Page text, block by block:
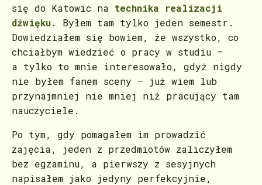
się do Katowic na technika realizacji
dźwięku. Byłem tam tylko jeden semestr.
Dowiedziałem się bowiem, że wszystko, co
chciałbym wiedzieć o pracy w studiu –
a tylko to mnie interesowało, gdyż nigdy
nie byłem fanem sceny – już wiem lub
przynajmniej nie mniej niż pracujący tam
nauczyciele.
Po tym, gdy pomagałem im prowadzić
zajęcia, jeden z przedmiotów zaliczyłem
bez egzaminu, a pierwszy z sesyjnych
napisałem jako jedyny perfekcyjnie,